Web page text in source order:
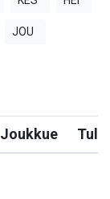
JOU
Joukkue